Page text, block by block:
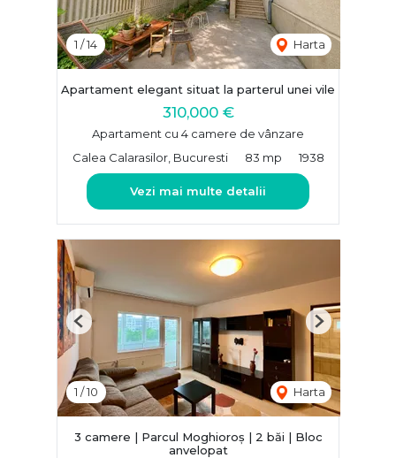
1 /14 Harta
Apartament elegant situat la parterul unei vile
310,000 €
Apartament cu 4 camere de vânzare
Calea Calarasilor, Bucuresti
83 mp 1938
Vezi mai multe detalii
1 /10 Harta
Previous Next
3 camere | Parcul Moghioroș | 2 băi | Bloc
anvelopat